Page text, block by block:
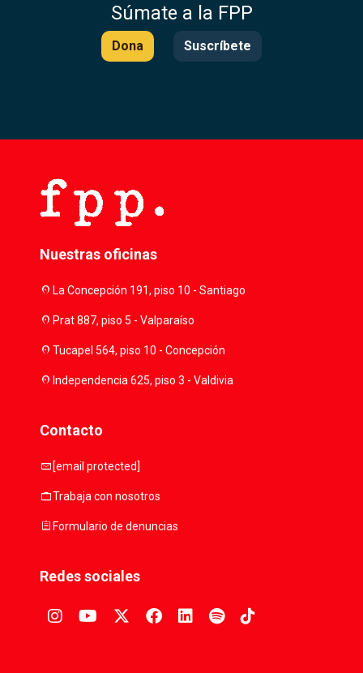
Súmate a la FPP
Dona Suscríbete
Nuestras oficinas
location_onLa Concepción 191, piso 10 - Santiago
location_onPrat 887, piso 5 - Valparaíso
location_onTucapel 564, piso 10 - Concepción
location_onIndependencia 625, piso 3 - Valdivia
Contacto
mail [email protected]
workTrabaja con nosotros
assignmentFormulario de denuncias
Redes sociales